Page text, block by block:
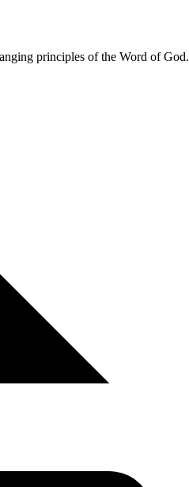
principles of the Word of God.